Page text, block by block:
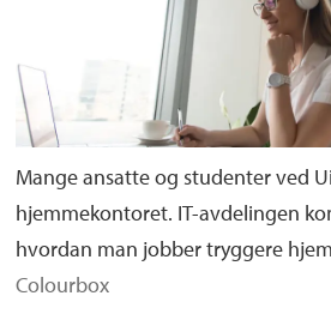
Mange ansatte og studenter ved
hjemmekontoret. IT-avdelingen
hvordan man jobber tryggere
Colourbox